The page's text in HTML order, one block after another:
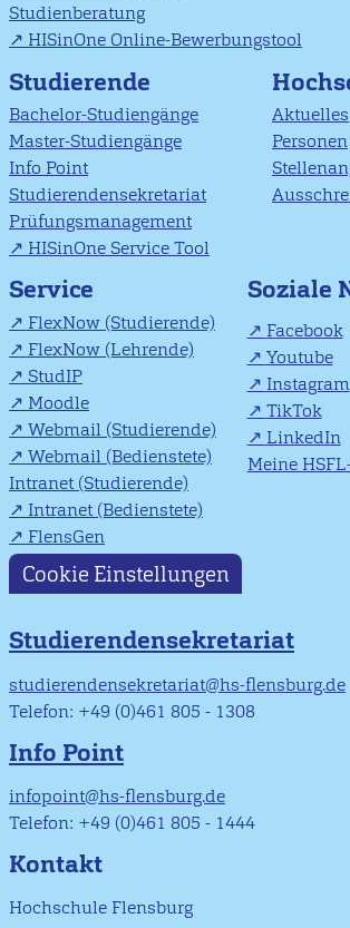
Studienberatung
HISinOne Online-Bewerbungstool
Studierende
Bachelor-Studiengänge
Master-Studiengänge
Info Point
Studierendensekretariat
Prüfungsmanagement
HISinOne Service Tool
Aktuelles
Personen
Service
FlexNow (Studierende)
FlexNow (Lehrende)
StudIP
Moodle
Webmail (Studierende)
Webmail (Bedienstete)
Intranet (Studierende)
Intranet (Bedienstete)
FlensGen
Soziale
Facebook
Youtube
Instagram
TikTok
LinkedIn
Meine
Cookie Einstellungen
Studierendensekretariat
studierendensekretariat@hs-flensburg.de
Telefon: +49 (0)461 805 - 1308
Info Point
infopoint@hs-flensburg.de
Telefon: +49 (0)461 805 - 1444
Kontakt
Hochschule Flensburg